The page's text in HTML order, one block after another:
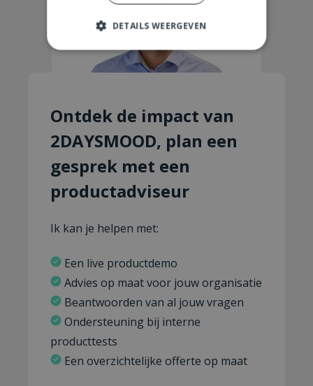
Ontdek de impact van
2DAYSMOOD, plan een
gesprek met een
productadviseur
Ik kan je helpen met:
Een live productdemo
Advies op maat voor jouw organisatie
Beantwoorden van al jouw vragen
Ondersteuning bij interne
producttests
Een overzichtelijke offerte op maat
DETAILS WEERGEVEN